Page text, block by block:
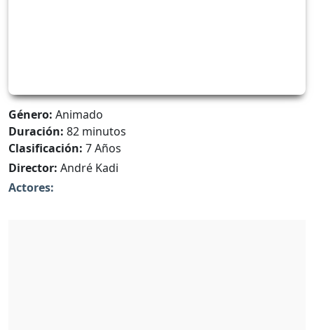
Género: Animado
Duración: 82 minutos
Clasificación: 7 Años
Director: André Kadi
Actores: